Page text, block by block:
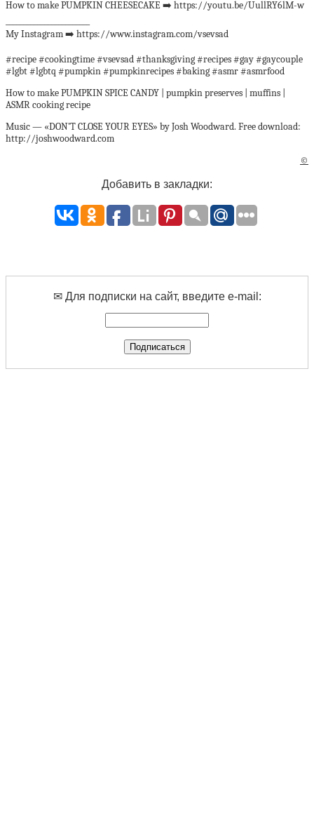
How to make PUMPKIN CHEESECAKE ➡️ https://youtu.be/UullRY6lM-w
My Instagram ➡️ https://www.instagram.com/vsevsad
#recipe #cookingtime #vsevsad #thanksgiving #recipes #gay #gaycouple
#lgbt #lgbtq #pumpkin #pumpkinrecipes #baking #asmr #asmrfood
How to make PUMPKIN SPICE CANDY | pumpkin preserves | muffins |
ASMR cooking recipe
Music — «DON’T CLOSE YOUR EYES» by Josh Woodward. Free download:
http://joshwoodward.com
©
Добавить в закладки:
✉ Для подписки на сайт, введите e-mail: